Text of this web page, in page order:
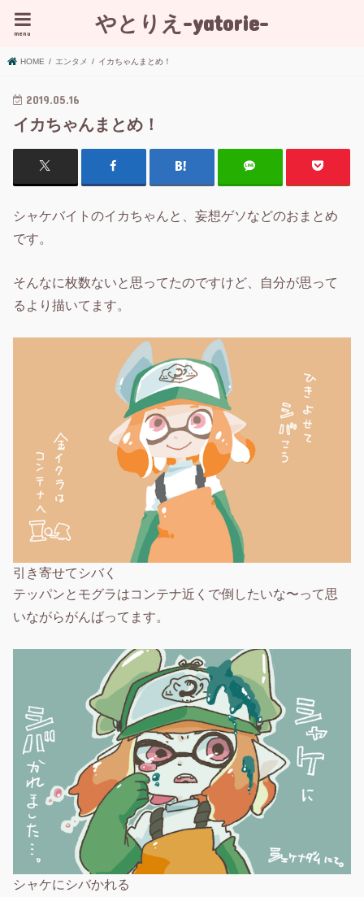
やとりえ-yatorie-
menu
HOME エンタメ イカちゃんまとめ！
2019.05.16
イカちゃんまとめ！
シャケバイトのイカちゃんと、妄想ゲソなどのおまとめ
です。
そんなに枚数ないと思ってたのですけど、自分が思って
るより描いてます。
引き寄せてシバく
テッパンとモグラはコンテナ近くで倒したいな〜って思
いながらがんばってます。
シャケにシバかれる